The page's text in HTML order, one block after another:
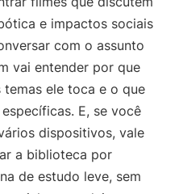
e impactos sociais
com o assunto
vai entender por que
ele toca e o que
E, se você
dispositivos, vale
a biblioteca por
de estudo leve, sem